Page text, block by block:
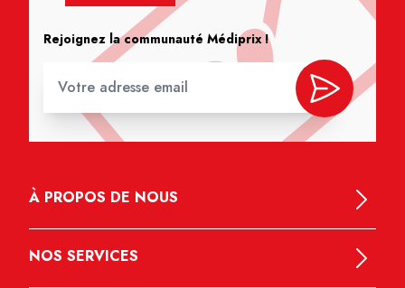
Rejoignez la communauté Médiprix !
À PROPOS DE NOUS
NOS SERVICES